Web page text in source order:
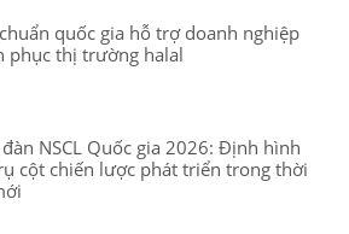
quốc gia hỗ trợ doanh nghiệp
phục thị trường halal
NSCL Quốc gia 2026: Định hình
cột chiến lược phát triển trong thời